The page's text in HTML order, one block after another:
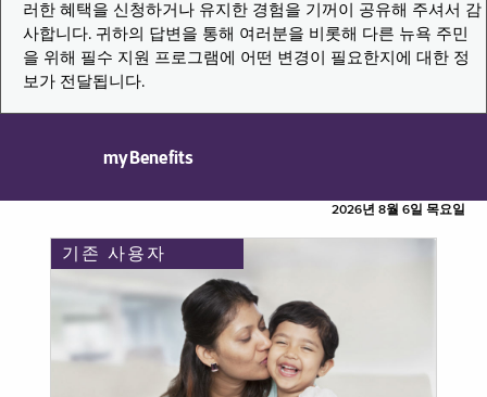
러한 혜택을 신청하거나 유지한 경험을 기꺼이 공유해 주셔서 감
사합니다. 귀하의 답변을 통해 여러분을 비롯해 다른 뉴욕 주민
을 위해 필수 지원 프로그램에 어떤 변경이 필요한지에 대한 정
보가 전달됩니다.
myBenefits
2026년 8월 6일 목요일
기존 사용자